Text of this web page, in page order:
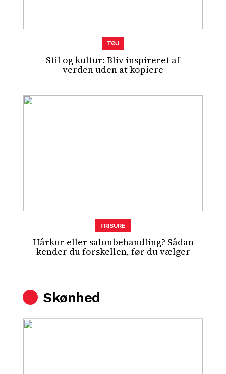
Stil og kultur: Bliv inspireret af
verden uden at kopiere
TØJ
Hårkur eller salonbehandling? Sådan
kender du forskellen, før du vælger
FRISURE
Skønhed